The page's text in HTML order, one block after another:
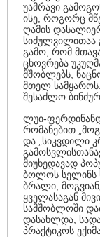
უამრავი
ისე, როგორც
ღამის
სიძულვილითაა
გამო, რომ
ცხოვრება
მშობლებს,
მთელ
შესაძლო
ლუი-
რომანებით
და „სიკვდილი
მიუხედავად
ბოლოს სელინს
ბრალი,
ყველასაგან
სამშობლოში
დასახლდა,
პრაქტიკოს